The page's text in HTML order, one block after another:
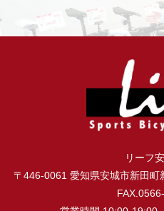
リーフ
〒446-0061 愛知県安城市新田